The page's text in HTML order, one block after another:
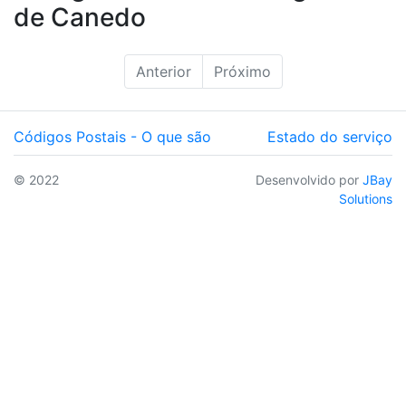
de Canedo
Anterior Próximo
Códigos Postais - O que são Estado do serviço
© 2022 Desenvolvido por JBay
Solutions